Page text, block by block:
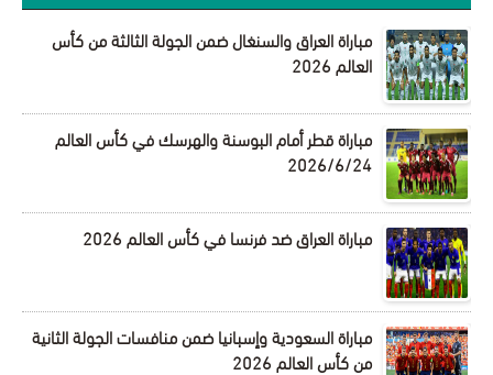
مباراة العراق والسنغال ضمن الجولة الثالثة من كأس
العالم 2026
مباراة قطر أمام البوسنة والهرسك في كأس العالم
2026/6/24
مباراة العراق ضد فرنسا في كأس العالم 2026
مباراة السعودية وإسبانيا ضمن منافسات الجولة الثانية
من كأس العالم 2026